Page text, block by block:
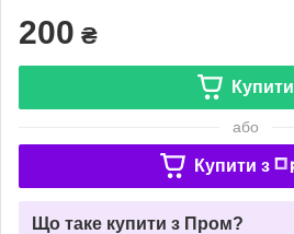
200 ₴
Купити
або
Купити з
Що таке купити з Пром?